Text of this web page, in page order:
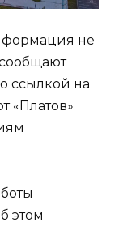
не
сообщают
ссылкой на
«Платов»
этом